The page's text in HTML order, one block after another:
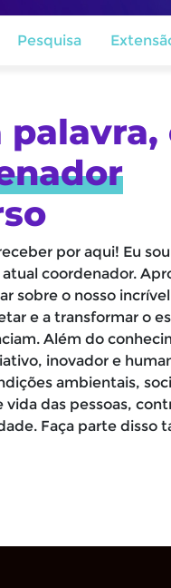
Pesquisa
palavra,
por aqui! Eu
atual coordenador.
sobre o nosso
e a transformar o
Além do
inovador e
ambientais,
vida das pessoas,
Faça parte disso